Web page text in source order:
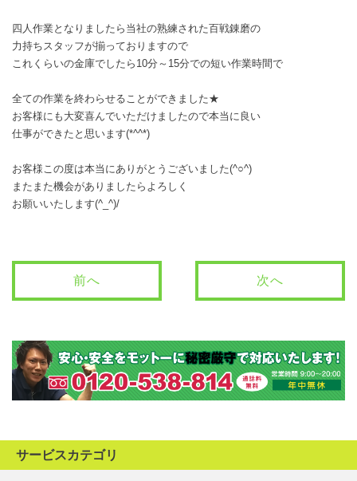
四人作業となりましたら当社の熟練された百戦錬磨の
力持ちスタッフが揃っておりますので
これくらいの金庫でしたら10分～15分での短い作業時間で
全ての作業を終わらせることができました★
お客様にも大変喜んでいただけましたので本当に良い
仕事ができたと思います(*^^*)
お客様この度は本当にありがとうございました(^○^)
またまた機会がありましたらよろしく
お願いいたします(^_^)/
前へ 次へ
サービスカテゴリ